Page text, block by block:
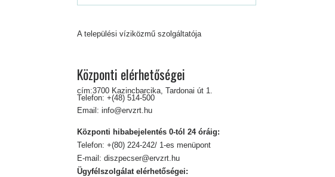
A települési víziközmű szolgáltatója
Központi elérhetőségei
cím:3700 Kazincbarcika, Tardonai út 1.
Telefon: +(48) 514-500
Email: info@ervzrt.hu
Központi hibabejelentés 0-tól 24 óráig:
Telefon: +(80) 224-242/ 1-es menüpont
E-mail: diszpecser@ervzrt.hu
Ügyfélszolgálat elérhetőségei: